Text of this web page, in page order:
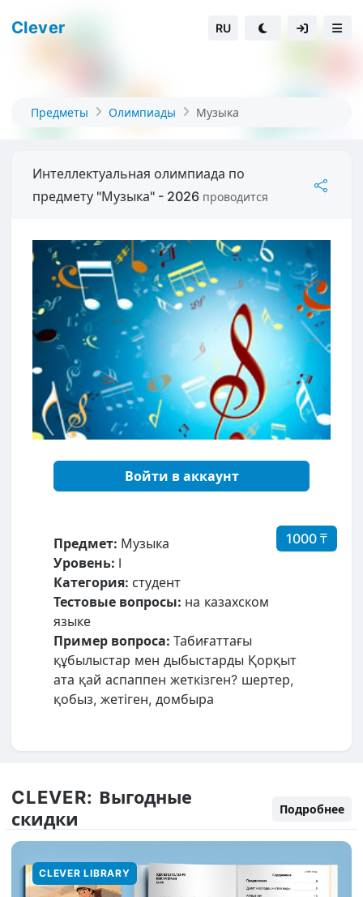
Clever RU
Предметы Олимпиады Музыка
Интеллектуальная олимпиада по
предмету "Музыка" - 2026 проводится
Войти в аккаунт
1000 ₸
Предмет: Музыка
Уровень: I
Категория: студент
Тестовые вопросы: на казахском
языке
Пример вопроса: Табиғаттағы
құбылыстар мен дыбыстарды Қорқыт
ата қай аспаппен жеткізген? шертер,
қобыз, жетіген, домбыра
CLEVER: Выгодные
скидки
Подробнее
CLEVER LIBRARY